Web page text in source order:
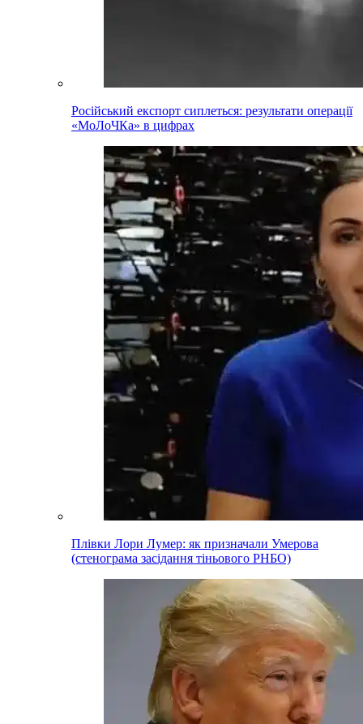
Російський експорт сиплеться: результати операції
«МоЛоЧКа» в цифрах
Плівки Лори Лумер: як призначали Умерова
(стенограма засідання тіньового РНБО)